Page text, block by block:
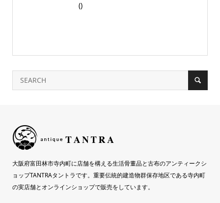
()
大阪府富田林市寺内町に店舗を構える生活骨董品と古布のアンティークシ
ョップTANTRAタントラです。重要伝統的建造物群保存地区である寺内町
の実店舗とオンラインショップで販売をしています。